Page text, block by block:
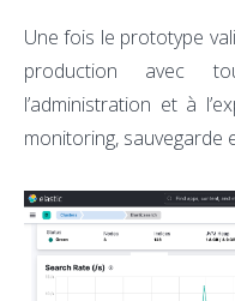
Une fois le prototype
production avec
l’administration et à
monitoring, sauvegarde